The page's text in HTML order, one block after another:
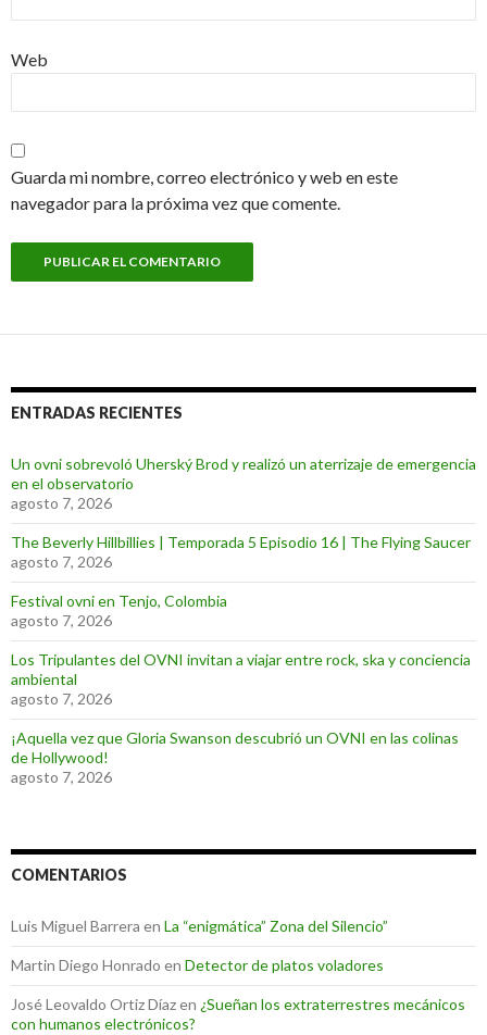
Web
Guarda mi nombre, correo electrónico y web en este
navegador para la próxima vez que comente.
ENTRADAS RECIENTES
Un ovni sobrevoló Uherský Brod y realizó un aterrizaje de emergencia
en el observatorio
agosto 7, 2026
The Beverly Hillbillies | Temporada 5 Episodio 16 | The Flying Saucer
agosto 7, 2026
Festival ovni en Tenjo, Colombia
agosto 7, 2026
Los Tripulantes del OVNI invitan a viajar entre rock, ska y conciencia
ambiental
agosto 7, 2026
¡Aquella vez que Gloria Swanson descubrió un OVNI en las colinas
de Hollywood!
agosto 7, 2026
COMENTARIOS
Luis Miguel Barrera en La “enigmática” Zona del Silencio”
Martin Diego Honrado en Detector de platos voladores
José Leovaldo Ortiz Díazen ¿Sueñan los extraterrestres mecánicos
con humanos electrónicos?